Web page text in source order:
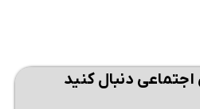
دنبال کنید